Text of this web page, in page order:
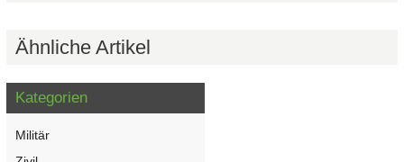
Ähnliche Artikel
Kategorien
Militär